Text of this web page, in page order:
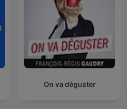
On va déguster